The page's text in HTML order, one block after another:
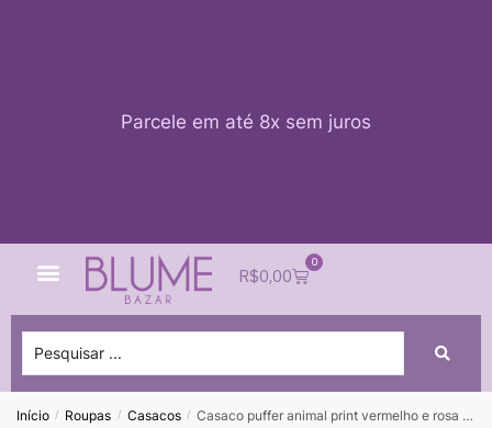
Parcele em até 8x sem juros
R$0,00
0
Início / Roupas / Casacos / Casaco puffer animal print vermelho e rosa OPEN – PP